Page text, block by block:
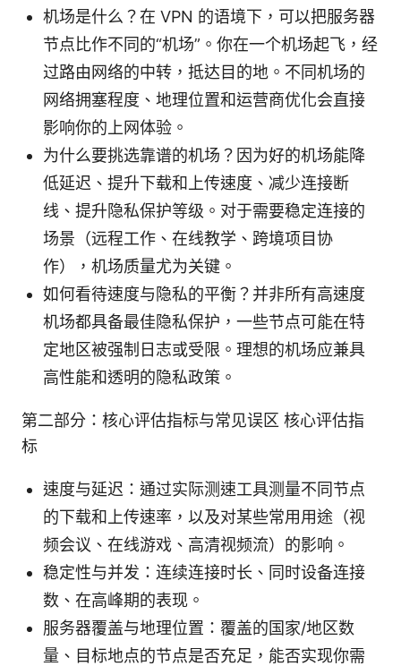
机场是什么？在 VPN 的语境下，可以把服务器
节点比作不同的“机场”。你在一个机场起飞，经
过路由网络的中转，抵达目的地。不同机场的
网络拥塞程度、地理位置和运营商优化会直接
影响你的上网体验。
为什么要挑选靠谱的机场？因为好的机场能降
低延迟、提升下载和上传速度、减少连接断
线、提升隐私保护等级。对于需要稳定连接的
场景（远程工作、在线教学、跨境项目协
作），机场质量尤为关键。
如何看待速度与隐私的平衡？并非所有高速度
机场都具备最佳隐私保护，一些节点可能在特
定地区被强制日志或受限。理想的机场应兼具
高性能和透明的隐私政策。
第二部分：核心评估指标与常见误区 核心评估指
标
速度与延迟：通过实际测速工具测量不同节点
的下载和上传速率，以及对某些常用用途（视
频会议、在线游戏、高清视频流）的影响。
稳定性与并发：连续连接时长、同时设备连接
数、在高峰期的表现。
服务器覆盖与地理位置：覆盖的国家/地区数
量、目标地点的节点是否充足，能否实现你需